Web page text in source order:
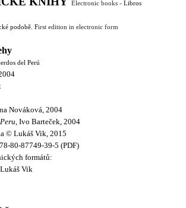
Electronic books - Libros
podobě. First edition in electronic form
del Perú
Nováková, 2004
, Ivo Barteček, 2004
© Lukáš Vik, 2015
80-87749-39-5 (PDF)
formátů:
Vik